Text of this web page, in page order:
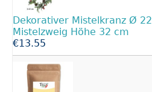
Dekorativer Mistelkranz Ø 22
Mistelzweig Höhe 32 cm
€13.55